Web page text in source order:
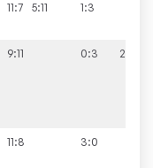
11:7 5:11 1:3
9:11 0:3 2:8
11:8 3:0